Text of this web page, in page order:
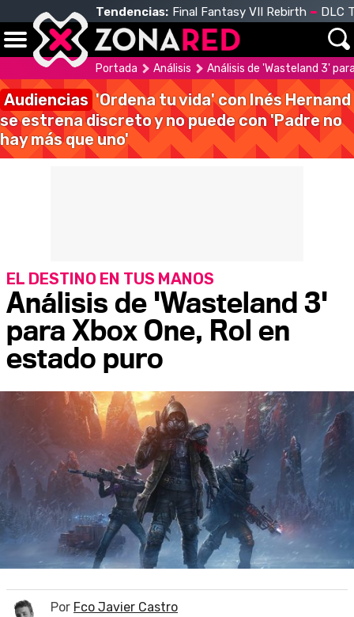
Tendencias: Final Fantasy VII Rebirth DLC
Portada Análisis Análisis de 'Wasteland 3'
Audiencias 'Ordena tu vida' con Inés Hernand
se estrena discreto y no puede con 'Padre no
hay más que uno'
Análisis de 'Wasteland 3'
para Xbox One, Rol en
estado puro
EL DESTINO EN TUS MANOS
Por Fco Javier Castro